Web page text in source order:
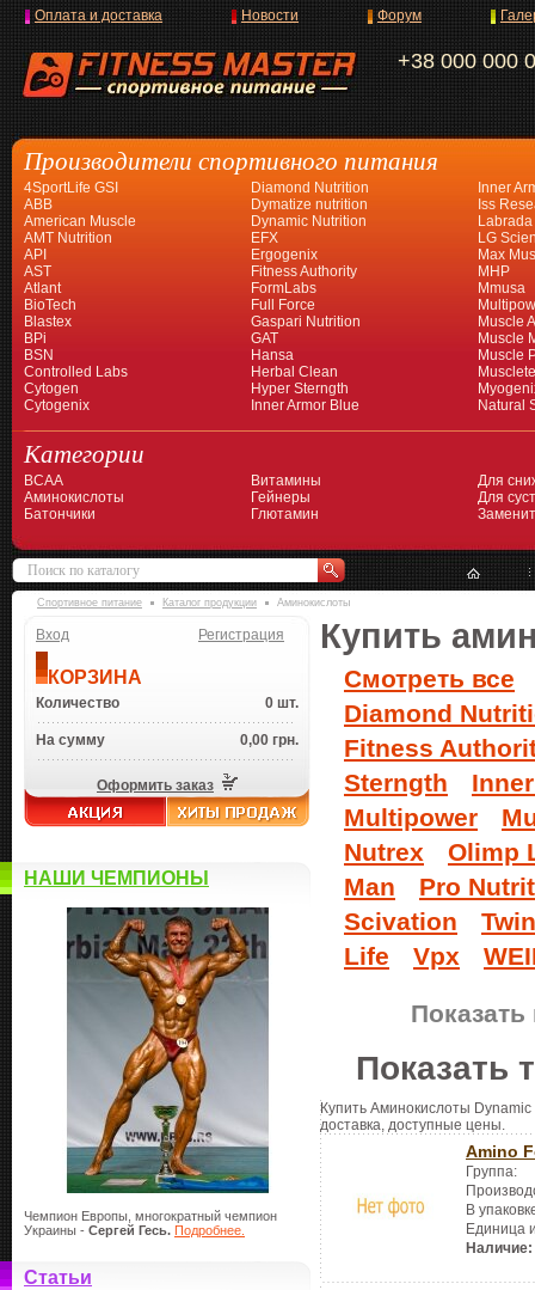
+38 000 000
Оплата и доставка Новости Форум
Производители спортивного питания
4SportLife GSI
ABB
American Muscle
AMT Nutrition
API
AST
Atlant
BioTech
Blastex
BPi
BSN
Controlled Labs
Cytogen
Cytogenix
Diamond Nutrition
Dymatize nutrition
Dynamic Nutrition
EFX
Ergogenix
Fitness Authority
FormLabs
Full Force
Gaspari Nutrition
GAT
Hansa
Herbal Clean
Hyper Sterngth
Inner Armor Blue
Inner
Iss
Labrada
LG
Max
MHP
Mmusa
Muscle
Muscle
Muscle
Natural
Категории
BCAA
Аминокислоты
Батончики
Витамины
Гейнеры
Глютамин
Для
Для
Спортивное питание Каталог продукции Аминокислоты
Вход Регистрация
КОРЗИНА
Количество 0 шт.
На сумму 0,00 грн.
Оформить заказ
НАШИ ЧЕМПИОНЫ
Чемпион Европы, многократный чемпион
Украины - Сергей Гесь. Подробнее.
Статьи
Купить
Смотреть все
Diamond
Fitness
Sterngth
Multipower
Nutrex
Olimp
Man
Pro
Scivation
Life
Vpx
Показать
Купить Аминокислоты Dynamic
доставка, доступные цены.
Amino
Группа:
В
Единица
Наличие: